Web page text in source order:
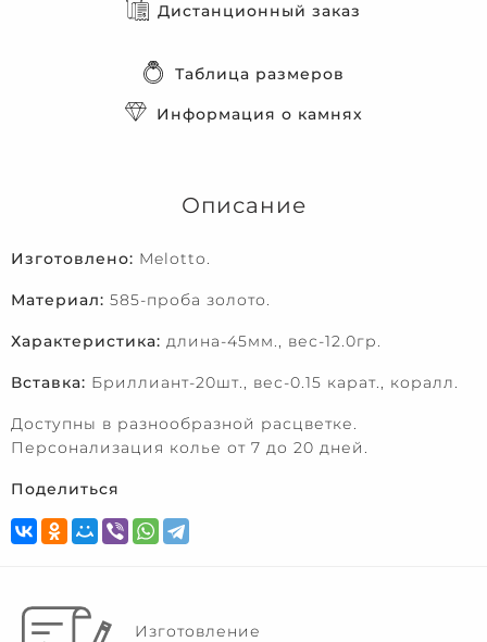
Дистанционный заказ
Таблица размеров
Информация о камнях
Описание
Изготовлено: Melotto.
Материал: 585-проба золото.
Характеристика: длина-45мм., вес-12.0гр.
Вставка: Бриллиант-20шт., вес-0.15 карат., коралл.
Доступны в разнообразной расцветке.
Персонализация колье от 7 до 20 дней.
Поделиться
Изготовление